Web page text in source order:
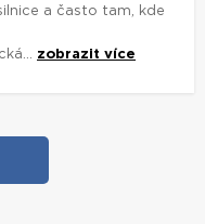
a často tam, kde
zobrazit více